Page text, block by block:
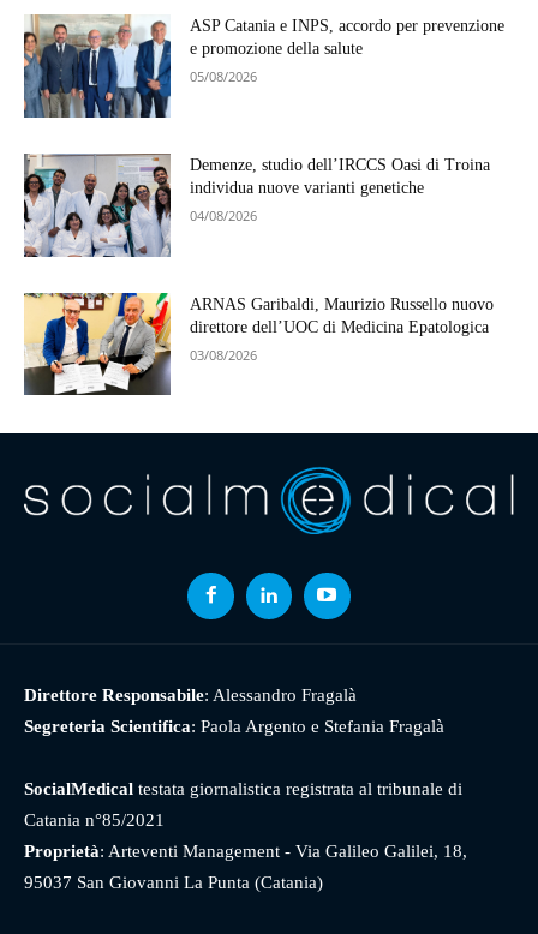
ASP Catania e INPS, accordo per prevenzione
e promozione della salute
05/08/2026
Demenze, studio dell’IRCCS Oasi di Troina
individua nuove varianti genetiche
04/08/2026
ARNAS Garibaldi, Maurizio Russello nuovo
direttore dell’UOC di Medicina Epatologica
03/08/2026
Direttore Responsabile: Alessandro Fragalà
Segreteria Scientifica: Paola Argento e Stefania Fragalà
SocialMedical testata giornalistica registrata al tribunale di
Catania n°85/2021
Proprietà: Arteventi Management - Via Galileo Galilei, 18,
95037 San Giovanni La Punta (Catania)